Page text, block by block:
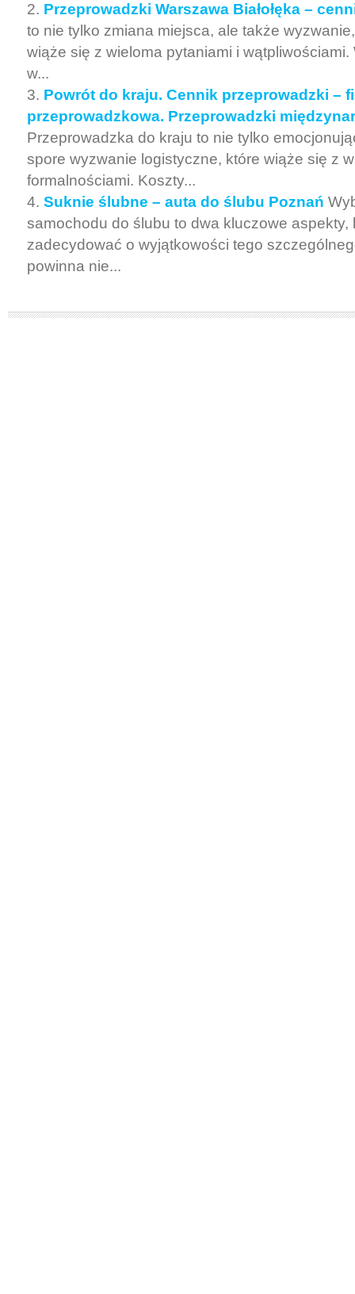
Przeprowadzki Warszawa Białołęka –
to nie tylko zmiana miejsca, ale także
wiąże się z wieloma pytaniami i wątpliwościami.
w...
Powrót do kraju. Cennik przeprowadzki –
przeprowadzkowa. Przeprowadzki
Przeprowadzka do kraju to nie tylko
spore wyzwanie logistyczne, które wiąże się z
formalnościami. Koszty...
Suknie ślubne – auta do ślubu Poznań
samochodu do ślubu to dwa kluczowe aspekty,
zadecydować o wyjątkowości tego
powinna nie...